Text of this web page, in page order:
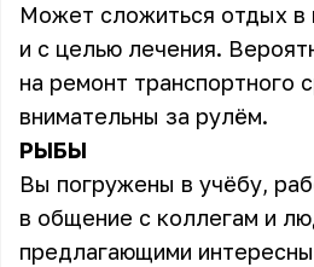
Может сложиться отдых в
и с целью лечения.
на ремонт транспортного
внимательны за рулём.
РЫБЫ
Вы погружены в учёбу,
в общение с коллегам и
предлагающими